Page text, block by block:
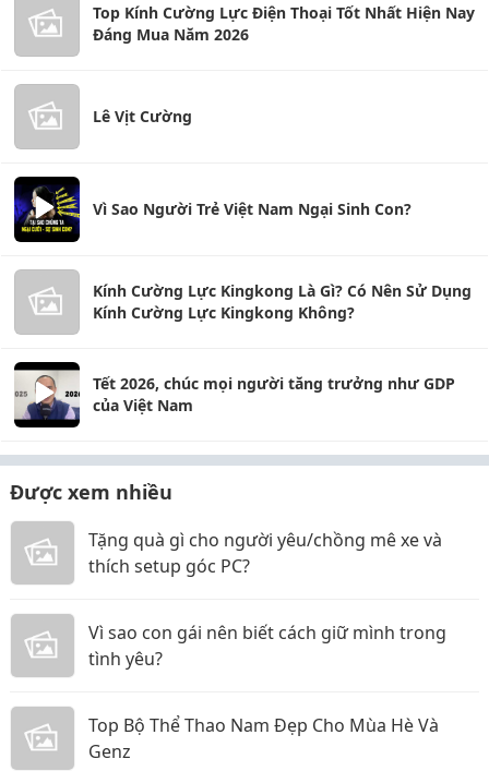
Top Kính Cường Lực Điện Thoại Tốt Nhất Hiện Nay
Đáng Mua Năm 2026
Lê Vịt Cường
Vì Sao Người Trẻ Việt Nam Ngại Sinh Con?
Kính Cường Lực Kingkong Là Gì? Có Nên Sử Dụng
Kính Cường Lực Kingkong Không?
Tết 2026, chúc mọi người tăng trưởng như GDP
của Việt Nam
Được xem nhiều
Tặng quà gì cho người yêu/chồng mê xe và
thích setup góc PC?
Vì sao con gái nên biết cách giữ mình trong
tình yêu?
Top Bộ Thể Thao Nam Đẹp Cho Mùa Hè Và
Genz